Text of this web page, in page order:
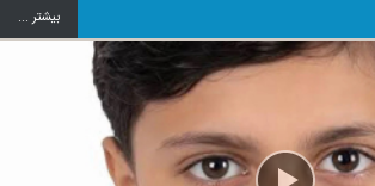
بيشتر ...